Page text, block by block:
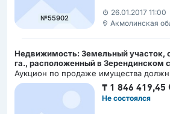
№55902
26.01.2017 11:00
Акмолинская
Недвижимость: Земельный участок,
га., расположенный в Зерендинском
Акмолинской области
Аукцион по продаже имущества
₸ 1 846 419,45
Не состоялся